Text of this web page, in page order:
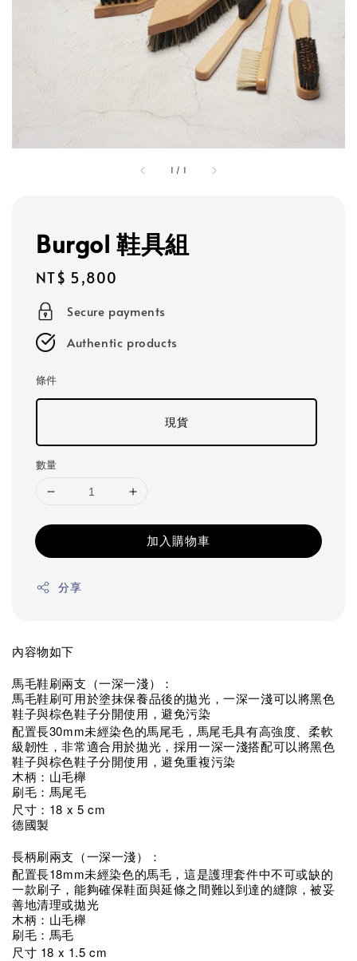
1 / 1
Burgol 鞋具組
Regular
price
NT$ 5,800
Secure payments
Authentic products
條件
現貨
數量
加入購物車
分享
內容物如下
馬毛鞋刷兩支（一深一淺）：
馬毛鞋刷可用於塗抹保養品後的拋光，一深一淺可以將黑色
鞋子與棕色鞋子分開使用，避免污染
配置長30mm未經染色的馬尾毛，馬尾毛具有高強度、柔軟
級韌性，非常適合用於拋光，採用一深一淺搭配可以將黑色
鞋子與棕色鞋子分開使用，避免重複污染
木柄：山毛櫸
刷毛：馬尾毛
尺寸： 18 x 5 cm
德國製
長柄刷兩支（一深一淺）：
配置長18mm未經染色的馬毛，這是護理套件中不可或缺的
一款刷子，能夠確保鞋面與延條之間難以到達的縫隙，被妥
善地清理或拋光
木柄：山毛櫸
刷毛：馬毛
尺寸 18 x 1.5 cm